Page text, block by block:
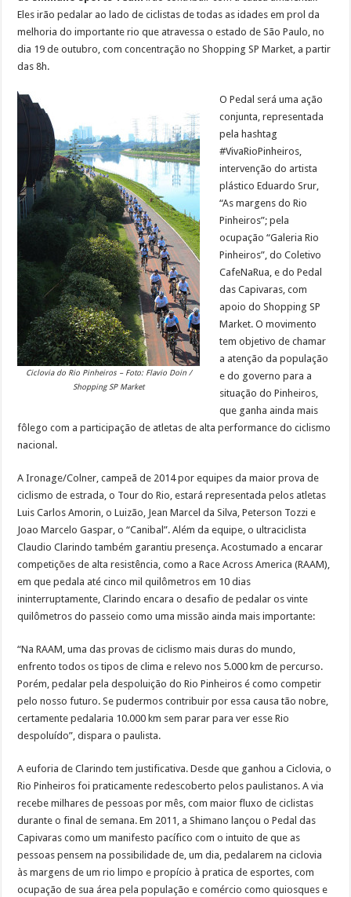
Eles irão pedalar ao lado de ciclistas de todas as idades em prol da
melhoria do importante rio que atravessa o estado de São Paulo, no
dia 19 de outubro, com concentração no Shopping SP Market, a partir
das 8h.
Ciclovia do Rio Pinheiros – Foto: Flavio Doin /
Shopping SP Market
O Pedal será uma ação
conjunta, representada
pela hashtag
#VivaRioPinheiros,
intervenção do artista
plástico Eduardo Srur,
“As margens do Rio
Pinheiros”; pela
ocupação “Galeria Rio
Pinheiros”, do Coletivo
CafeNaRua, e do Pedal
das Capivaras, com
apoio do Shopping SP
Market. O movimento
tem objetivo de chamar
a atenção da população
e do governo para a
situação do Pinheiros,
que ganha ainda mais
fôlego com a participação de atletas de alta performance do ciclismo
nacional.
A Ironage/Colner, campeã de 2014 por equipes da maior prova de
ciclismo de estrada, o Tour do Rio, estará representada pelos atletas
Luis Carlos Amorin, o Luizão, Jean Marcel da Silva, Peterson Tozzi e
Joao Marcelo Gaspar, o “Canibal”. Além da equipe, o ultraciclista
Claudio Clarindo também garantiu presença. Acostumado a encarar
competições de alta resistência, como a Race Across America (RAAM),
em que pedala até cinco mil quilômetros em 10 dias
ininterruptamente, Clarindo encara o desafio de pedalar os vinte
quilômetros do passeio como uma missão ainda mais importante:
“Na RAAM, uma das provas de ciclismo mais duras do mundo,
enfrento todos os tipos de clima e relevo nos 5.000 km de percurso.
Porém, pedalar pela despoluição do Rio Pinheiros é como competir
pelo nosso futuro. Se pudermos contribuir por essa causa tão nobre,
certamente pedalaria 10.000 km sem parar para ver esse Rio
despoluído”, dispara o paulista.
A euforia de Clarindo tem justificativa. Desde que ganhou a Ciclovia, o
Rio Pinheiros foi praticamente redescoberto pelos paulistanos. A via
recebe milhares de pessoas por mês, com maior fluxo de ciclistas
durante o final de semana. Em 2011, a Shimano lançou o Pedal das
Capivaras como um manifesto pacífico com o intuito de que as
pessoas pensem na possibilidade de, um dia, pedalarem na ciclovia
às margens de um rio limpo e propício à pratica de esportes, com
ocupação de sua área pela população e comércio como quiosques e